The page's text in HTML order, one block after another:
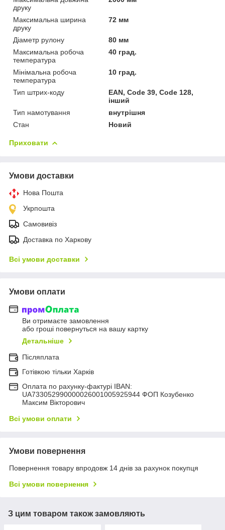
друку
Максимальна ширина
друку
72 мм
Діаметр рулону
80 мм
Максимальна робоча
температура
40 град.
Мінімальна робоча
температура
10 град.
Тип штрих-коду
EAN, Code 39, Code 128,
інший
Тип намотування
внутрішня
Стан
Новий
Приховати
Умови доставки
Нова Пошта
Укрпошта
Самовивіз
Доставка по Харкову
Всі умови доставки
Умови оплати
Ви отримаєте замовлення
або гроші повернуться на вашу картку
Детальніше
Післяплата
Готівкою тільки Харків
Оплата по рахунку-фактурі IBAN:
UA733052990000026001005925944 ФОП Козубенко
Максим Вікторович
Всі умови оплати
Умови повернення
Повернення товару впродовж 14 днів за рахунок покупця
Всі умови повернення
З цим товаром також замовляють